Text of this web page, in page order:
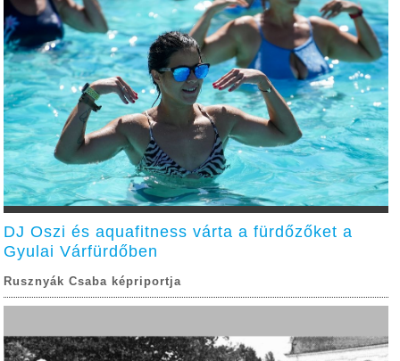
DJ Oszi és aquafitness várta a fürdőzőket a
Gyulai Várfürdőben
Rusznyák Csaba képriportja